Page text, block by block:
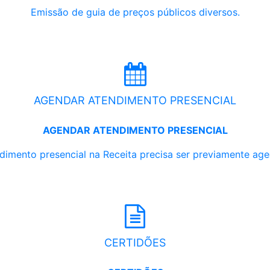
Emissão de guia de preços públicos diversos.
AGENDAR ATENDIMENTO PRESENCIAL
AGENDAR ATENDIMENTO PRESENCIAL
presencial na Receita precisa ser previamente
CERTIDÕES